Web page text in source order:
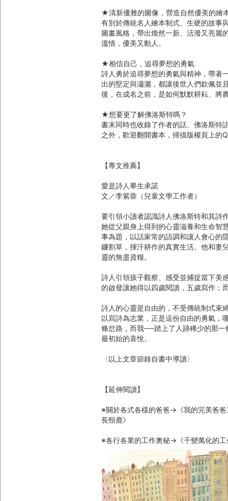
★清新優雅的圖像，營造自然優美的繪
有別於傳統名人繪本制式、生硬的故事
圖畫風格，帶出煥然一新、活潑又亮麗
溫情，優美又動人。
★相信自己，追尋夢想的勇氣
詩人勇於追尋夢想的勇氣與精神，帶著
出的堅定與瀟灑，都讓後世人們欽佩並
後，在成名之前，是如何默默耕耘、將
★想要更了解佛洛斯特嗎？
書末同時也收錄了作者的話、佛洛斯特
之外，歡迎翻開書本，掃描版權頁上的
【專文推薦】
愛是詩人畢生承諾
文／李紫蓉（兒童文學工作者）
要引領小讀者認識詩人佛洛斯特和其詩
她從父親身上得到的心靈滋養和生命智
事為題，以話家常的語調和讓人會心的
鐮割草，揮汗耕作的真實生活。他和妻
靈的無盡資糧。
詩人引領孩子觀察、感受並捕捉當下美
的啟發讓她得以四歲閱讀，五歲寫作；
詩人的心靈是自由的，不受傳統制式束
以寫詩為志業，正是這份自由的勇氣，
條岔路，而我──踏上了人跡稀少的那
最初始的喜悅。
〈以上文章節錄自書中導讀〉
【延伸閱讀】
※關於各式各樣的爸爸→《我的完美爸
長頸鹿》
※各行各業的工作奧秘→《千變萬化的